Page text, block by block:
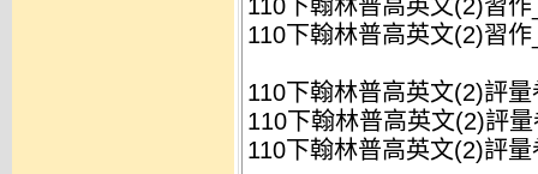
110下翰林普高英文(2)習
110下翰林普高英文(2)習
110下翰林普高英文(2)評量
110下翰林普高英文(2)評
110下翰林普高英文(2)評